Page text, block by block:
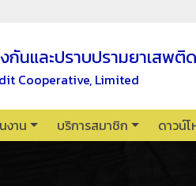
นและปราบปรามยาเสพติ
Cooperative, Limited
งาน บริการสมาชิก ดาวน์